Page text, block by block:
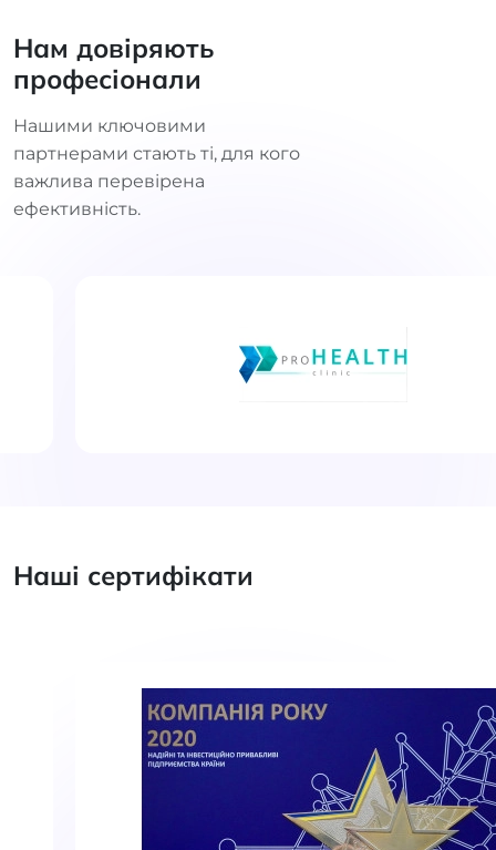
Нам довіряють
професіонали
Нашими ключовими
партнерами стають ті, для кого
важлива перевірена
ефективність.
Наші сертифікати